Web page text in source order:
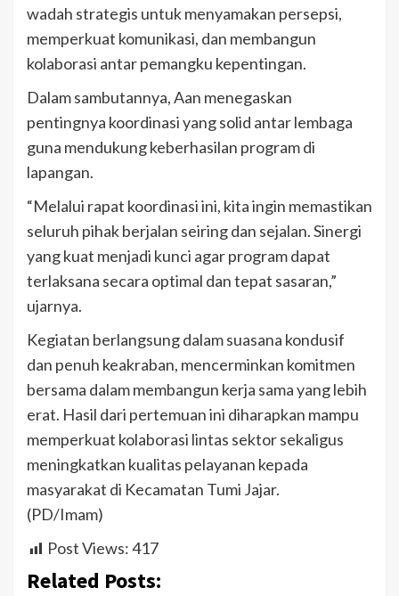
wadah strategis untuk menyamakan persepsi,
memperkuat komunikasi, dan membangun
kolaborasi antar pemangku kepentingan.
Dalam sambutannya, Aan menegaskan
pentingnya koordinasi yang solid antar lembaga
guna mendukung keberhasilan program di
lapangan.
“Melalui rapat koordinasi ini, kita ingin memastikan
seluruh pihak berjalan seiring dan sejalan. Sinergi
yang kuat menjadi kunci agar program dapat
terlaksana secara optimal dan tepat sasaran,”
ujarnya.
Kegiatan berlangsung dalam suasana kondusif
dan penuh keakraban, mencerminkan komitmen
bersama dalam membangun kerja sama yang lebih
erat. Hasil dari pertemuan ini diharapkan mampu
memperkuat kolaborasi lintas sektor sekaligus
meningkatkan kualitas pelayanan kepada
masyarakat di Kecamatan Tumi Jajar.
(PD/Imam)
Post Views:417
Related Posts: